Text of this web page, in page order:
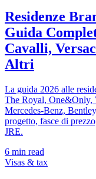
Residenze
Guida
Cavalli,
Altri
La guida 2026 alle
The Royal, One&Only,
Mercedes-Benz,
progetto, fasce di
JRE.
6 min read
Visas & tax